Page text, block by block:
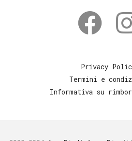
Privacy
Termini e
Informativa su